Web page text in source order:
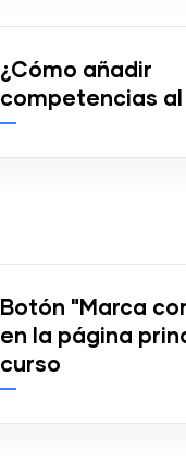
¿Cómo añadir
competencias al
Botón "Marca
en la página
curso